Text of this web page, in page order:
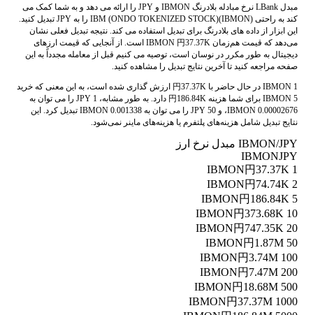
مبدل LBank نرخ مبادله بلادرنگ IBMON و JPY را ارائه می دهد و به شما کمک می
کند به راحتی IBM (ONDO TOKENIZED STOCK)(IBMON) را به JPY تبدیل کنید.
این ابزار از داده های بلادرنگ برای تبدیل استفاده می کند. نتیجه تبدیل فعلی نشان
می‌دهد که قیمت هم‌زمان IBMON 円37.37K است. از آنجایی که قیمت ارزهای
دیجیتال به طور مکرر در نوسان است، توصیه می کنیم قبل از معامله مجدداً به این
صفحه مراجعه کنید تا آخرین نتایج تبدیل را مشاهده کنید.
1 IBMON در حال حاضر با 円37.37K ارزش گذاری شده است، به این معنی که خرید
5 IBMON برای شما هزینه 円186.84K دارد. به طور مشابه، 1 JPY را می توان به
0.00002676 IBMON، و 50 JPY را می توان به 0.001338 IBMON تبدیل کرد. این
نتایج تبدیل شامل هزینه‌های پلتفرم یا هزینه‌های ماینر نمی‌شود.
IBMON/JPY مبدل نرخ ارز
IBMONJPY
1 IBMON
円37.37K
2 IBMON
円74.74K
5 IBMON
円186.84K
10 IBMON
円373.68K
20 IBMON
円747.35K
50 IBMON
円1.87M
100 IBMON
円3.74M
200 IBMON
円7.47M
500 IBMON
円18.68M
1000 IBMON
円37.37M